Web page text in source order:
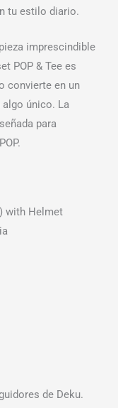
tu estilo diario.
imprescindible
POP & Tee es
convierte en un
único. La
para
with Helmet
de Deku.